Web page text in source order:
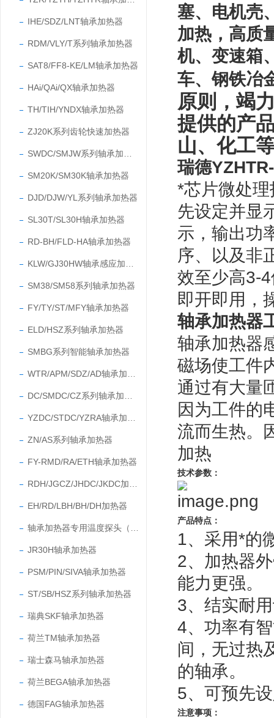
IHE/SDZ/LNT轴承加热器
RDM/VLY/T系列轴承加热器
SAT8/FF8-KE/LM轴承加热器
HAi/QAi/QX轴承加热器
TH/TIH/YNDX轴承加热器
ZJ20K系列齿轮快速加热器
SM20K/SM30K轴承加热器
DJD/DJW/YL系列轴承加热器
SL30T/SL30H轴承加热器
RD-BH/FLD-HA轴承加热器
SM38/SM58系列轴承加热器
FY/TY/ST/MFY轴承加热器
ELD/HSZ系列轴承加热器
SMBG系列智能轴承加热器
ZN/AS系列轴承加热器
FY-RMD/RA/ETH轴承加热器
EH/RD/LBH/BH/DH加热器
JR30H轴承加热器
PSM/PIN/SIVA轴承加热器
ST/SB/HSZ系列轴承加热器
瑞典SKF轴承加热器
荷兰TM轴承加热器
瑞士森马轴承加热器
荷兰BEGA轴承加热器
德国FAG轴承加热器
塞、电机壳
加热，高质
机、变速箱
车、钢铁冶
原则，竭
提供的产
山、化工
瑞德
*芯片微处
先设定并显
示，输出功
序、以及非
效至少高3-
即开即用，
轴承加热器
轴承加热器
磁场使工件
通过有大量
因为工件的
流而生热。
加热
技术参数：
产品特点：
1、 采用*的
2、加热器
能力更强。
3、结实耐
4、功率有
间，无过热
的轴承。
5、可预先
注意事项：